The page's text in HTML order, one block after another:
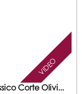
VIDEO
Corte Olivi...